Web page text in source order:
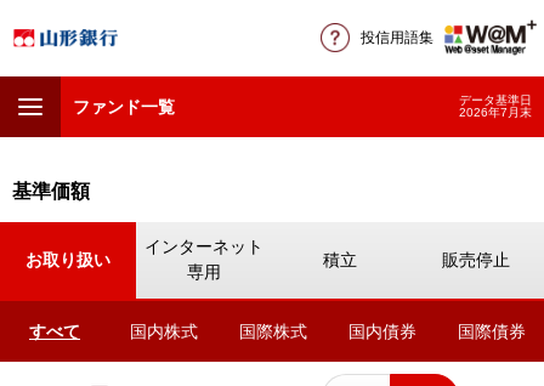
投信用語集
ファンド一覧
データ基準日
2026年7月末
基準価額
お取り扱い
インターネット
専用
積立 販売停止
すべて 国内株式 国際株式 国内債券 国際債券